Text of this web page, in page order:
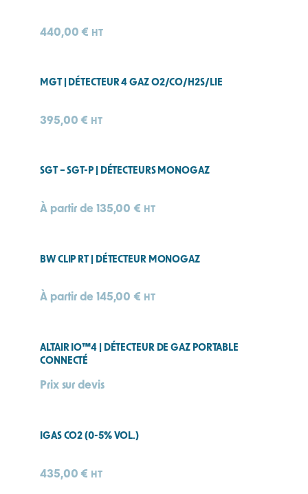
440,00 € HT
MGT | DÉTECTEUR 4 GAZ O2/CO/H2S/LIE
395,00 € HT
SGT – SGT-P | DÉTECTEURS MONOGAZ
À partir de 135,00 € HT
BW CLIP RT | DÉTECTEUR MONOGAZ
À partir de 145,00 € HT
ALTAIR IO™4 | DÉTECTEUR DE GAZ PORTABLE
CONNECTÉ
Prix sur devis
IGAS CO2 (0-5% VOL.)
435,00 € HT